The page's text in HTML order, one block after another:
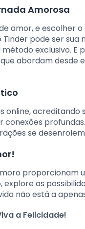
Amorosa
amor, e escolher
pode ser sua
exclusivo. E
abordam desde
acreditando
se
proporcionam
as
não está a
a Felicidade!